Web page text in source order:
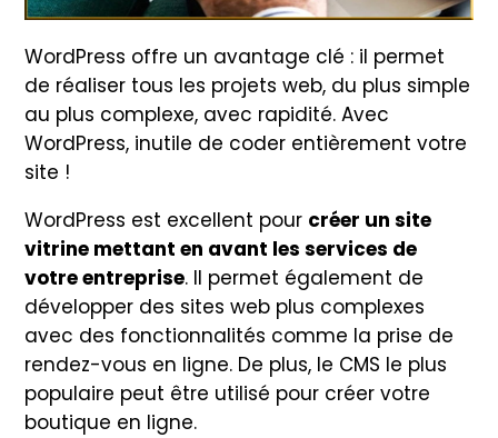
WordPress offre un avantage clé : il permet
de réaliser tous les projets web, du plus simple
au plus complexe, avec rapidité. Avec
WordPress, inutile de coder entièrement votre
site !
WordPress est excellent pour créer un site
vitrine mettant en avant les services de
votre entreprise. Il permet également de
développer des sites web plus complexes
avec des fonctionnalités comme la prise de
rendez-vous en ligne. De plus, le CMS le plus
populaire peut être utilisé pour créer votre
boutique en ligne.